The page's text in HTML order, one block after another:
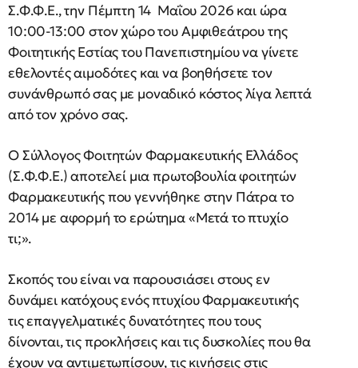
Σ.Φ.Φ.Ε., την Πέμπτη 14 Μαΐου 2026 και ώρα
10:00-13:00 στον χώρο του Αμφιθεάτρου της
Φοιτητικής Εστίας του Πανεπιστημίου να γίνετε
εθελοντές αιμοδότες και να βοηθήσετε τον
συνάνθρωπό σας με μοναδικό κόστος λίγα λεπτά
από τον χρόνο σας.
Ο Σύλλογος Φοιτητών Φαρμακευτικής Ελλάδος
(Σ.Φ.Φ.Ε.) αποτελεί μια πρωτοβουλία φοιτητών
Φαρμακευτικής που γεννήθηκε στην Πάτρα το
2014 με αφορμή το ερώτημα «Μετά το πτυχίο
τι;».
Σκοπός του είναι να παρουσιάσει στους εν
δυνάμει κατόχους ενός πτυχίου Φαρμακευτικής
τις επαγγελματικές δυνατότητες που τους
δίνονται, τις προκλήσεις και τις δυσκολίες που θα
έχουν να αντιμετωπίσουν, τις κινήσεις στις